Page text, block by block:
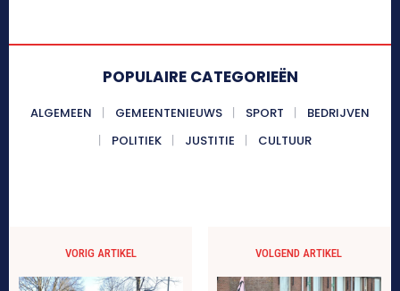
POPULAIRE CATEGORIEËN
ALGEMEEN GEMEENTENIEUWS SPORT
BEDRIJVEN
POLITIEK
JUSTITIE CULTUUR
VORIG ARTIKEL VOLGEND ARTIKEL